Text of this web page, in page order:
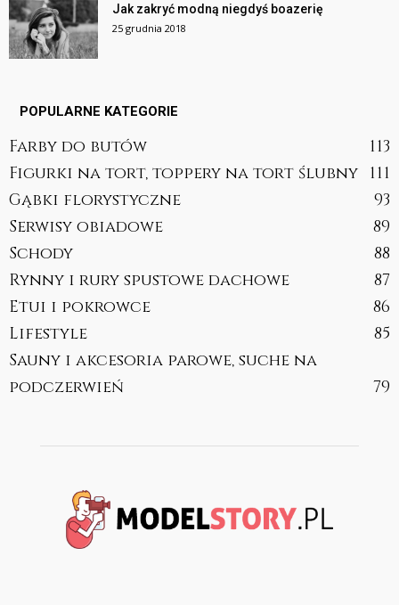
Jak zakryć modną niegdyś boazerię
25 grudnia 2018
POPULARNE KATEGORIE
Farby do butów
113
Figurki na tort, toppery na tort ślubny 111
Gąbki florystyczne
93
Serwisy obiadowe
89
Schody
88
Rynny i rury spustowe dachowe
87
Etui i pokrowce
86
Lifestyle
85
Sauny i akcesoria parowe, suche na
podczerwień
79